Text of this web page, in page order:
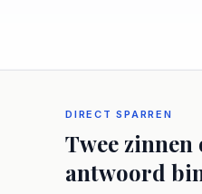
DIRECT SPARREN
Twee zinnen
antwoord